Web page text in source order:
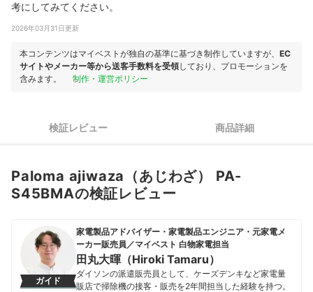
考にしてみてください。
2026年03月31日更新
本コンテンツはマイベストが独自の基準に基づき制作していますが、 EC
サイトやメーカー等から送客手数料を受領しており、プロモーションを
含みます。
制作・運営ポリシー
検証レビュー 商品詳細
Paloma ajiwaza（あじわざ） PA-
S45BMAの検証レビュー
ガイド
家電製品アドバイザー・家電製品エンジニア・元家電メ
ーカー販売員／マイベスト 白物家電担当
田丸大暉（Hiroki Tamaru）
ダイソンの派遣販売員として、ケーズデンキなど家電量
販店で掃除機の接客・販売を2年間担当した経験を持つ。